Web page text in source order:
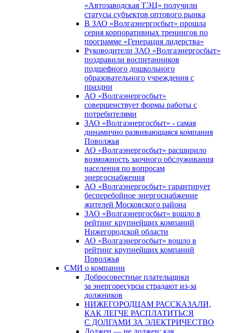
«Автозаводская ТЭЦ» получили
статусы субъектов оптового рынка
В ЗАО «Волгаэнергосбыт» прошла
серия корпоративных тренингов по
программе «Генерация лидерства»
Руководители ЗАО «Волгаэнергосбыт»
поздравили воспитанников
подшефного дошкольного
образовательного учреждения с
праздни
АО «Волгаэнергосбыт»
совершенствует формы работы с
потребителями
ЗАО «Волгаэнергосбыт» - самая
динамично развивающаяся компания
Поволжья
АО «Волгаэнергосбыт» расширило
возможность заочного обслуживания
населения по вопросам
энергоснабжения
АО «Волгаэнергосбыт» гарантирует
бесперебойное энергоснабжение
жителей Московского района
ЗАО «Волгаэнергосбыт» вошло в
рейтинг крупнейших компаний
Нижегородской области
АО «Волгаэнергосбыт» вошло в
рейтинг крупнейших компаний
Поволжья
СМИ о компании
Добросовестные плательщики
за энергоресурсы страдают из-за
должников
НИЖЕГОРОДЦАМ РАССКАЗАЛИ,
КАК ЛЕГЧЕ РАСПЛАТИТЬСЯ
С ДОЛГАМИ ЗА ЭЛЕКТРИЧЕСТВО